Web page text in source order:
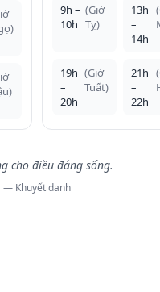
9h –
10h
(Giờ
Tỵ)
13h
–
14h
19h
–
20h
(Giờ
Tuất)
21h
–
22h
cho điều đáng sống.
— Khuyết danh